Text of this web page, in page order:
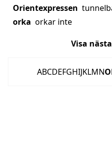
Orientexpressen
orka orkar inte
Visa nästa
ABCDEFGHIJKLMNO